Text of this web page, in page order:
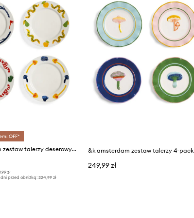
OFF*
&k amsterdam zestaw talerzy deserowych haines 22 cm 4-pack
zł
przed obniżką: 224,99 zł
&k amsterdam zestaw talerzy 4-pack
249,99 zł